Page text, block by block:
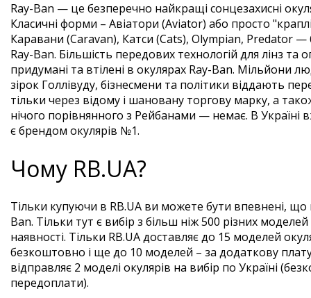
Ray-Ban — це безперечно найкращі сонцезахисні
Класичні форми – Авіатори (Aviator) або просто
Каравани (Caravan), Катси (Cats), Olympian, Predator —
Ray-Ban. Більшість передових технологій для лінз та
придумані та втілені в окулярах Ray-Ban. Мільйони
зірок Голлівуду, бізнесмени та політики віддають
тільки через відому і шановану торгову марку, а
нічого порівнянного з Рейбанами — немає. В Україні
є брендом окулярів №1.
Чому RB.UA?
Тільки купуючи в RB.UA ви можете бути впевнені, що
Ban. Тільки тут є вибір з більш ніж 500 різних
наявності. Тільки RB.UA доставляє до 15 моделей
безкоштовно і ще до 10 моделей – за додаткову
відправляє 2 моделі окулярів на вибір по Україні
передоплати).